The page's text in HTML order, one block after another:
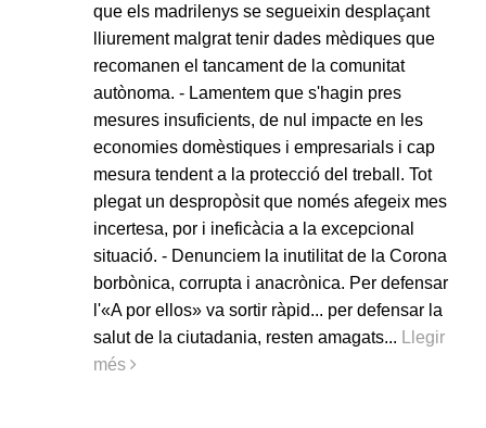
que els madrilenys se segueixin desplaçant
lliurement malgrat tenir dades mèdiques que
recomanen el tancament de la comunitat
autònoma. - Lamentem que s'hagin pres
mesures insuficients, de nul impacte en les
economies domèstiques i empresarials i cap
mesura tendent a la protecció del treball. Tot
plegat un despropòsit que només afegeix mes
incertesa, por i ineficàcia a la excepcional
situació. - Denunciem la inutilitat de la Corona
borbònica, corrupta i anacrònica. Per defensar
l'«A por ellos» va sortir ràpid... per defensar la
salut de la ciutadania, resten amagats...
Llegir
més